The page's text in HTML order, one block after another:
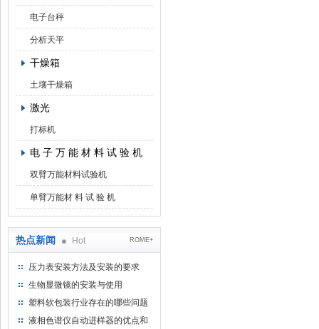
电子台秤
分析天平
干燥箱
土壤干燥箱
激光
打标机
电 子 万 能 材 料 试 验 机
双臂万能材料试验机
单臂万能材 料 试 验 机
热点新闻 Hot ROME+
压力表安装方法及安装的要求
生物显微镜的安装与使用
塑料软包装行业存在的哪些问题
液相色谱仪自动进样器的优点和